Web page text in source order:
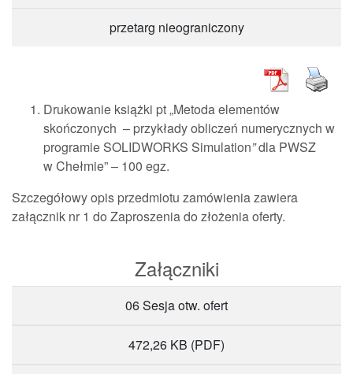
przetarg nieograniczony
Drukowanie książki pt „Metoda elementów
skończonych – przykłady obliczeń numerycznych w
programie SOLIDWORKS Simulation”dla PWSZ
w Chełmie” – 100 egz.
Szczegółowy opis przedmiotu zamówienia zawiera
załącznik nr 1 do Zaproszenia do złożenia oferty.
Załączniki
06 Sesja otw. ofert
472,26 KB (PDF)